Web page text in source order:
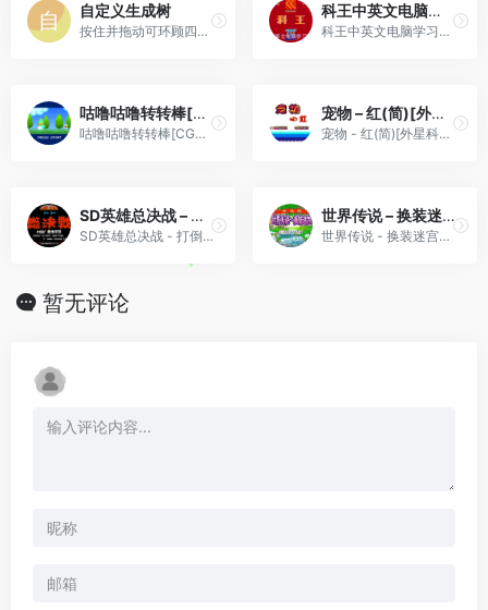
自定义生成树
按住并拖动可环顾四周，右上...
科王中英文电脑学习卡(v3.1)(简)[科达](CN)[ETC](4Mb)
科王中英文电脑学习卡(v3.1)(...
咕噜咕噜转转棒[CGP](简)(JP)(32Mb)
咕噜咕噜转转棒[CGP](简)(JP)(32Mb)
宠物 – 红(简)[外星科技](CN)[RPG](8Mb)
宠物 - 红(简)[外星科技](CN)[RPG](8Mb)
SD英雄总决战 – 打倒！恶之军团(简)[Zero Boy](JP)[ACT](2Mb)
SD英雄总决战 - 打倒！恶之军团(简)[Zero Boy](JP)[ACT](2Mb)
世界传说 – 换装迷宫3[盗版&9c](简)(JP)(128Mb)
世界传说 - 换装迷宫3[盗版&9c](简)(JP)(128Mb)
暂无评论